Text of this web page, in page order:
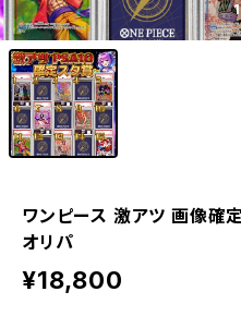
1
ワンピース 激アツ 画像確
オリパ
¥18,800